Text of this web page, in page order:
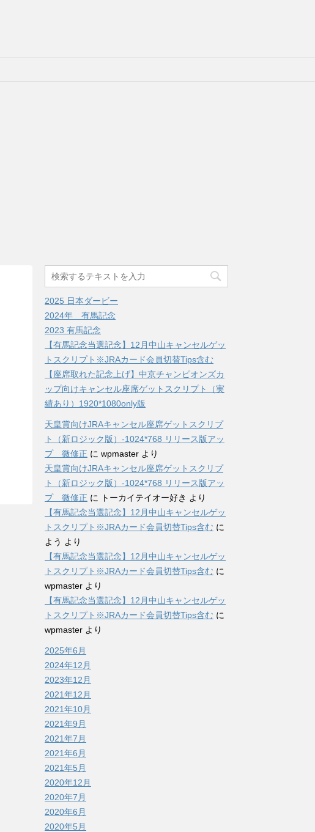
2025 日本ダービー
2024年 有馬記念
2023 有馬記念
【有馬記念当選記念】12月中山キャンセルゲッ
トスクリプト※JRAカード会員切替Tips含む
【座席取れた記念上げ】中京チャンピオンズカ
ップ向けキャンセル座席ゲットスクリプト（実
績あり）1920*1080only版
天皇賞向けJRAキャンセル座席ゲットスクリプ
ト（新ロジック版）-1024*768 リリース版アッ
プ 微修正 に wpmaster より
天皇賞向けJRAキャンセル座席ゲットスクリプ
ト（新ロジック版）-1024*768 リリース版アッ
プ 微修正 に トーカイテイオー好き より
【有馬記念当選記念】12月中山キャンセルゲッ
トスクリプト※JRAカード会員切替Tips含む に
よう より
【有馬記念当選記念】12月中山キャンセルゲッ
トスクリプト※JRAカード会員切替Tips含む に
wpmaster より
【有馬記念当選記念】12月中山キャンセルゲッ
トスクリプト※JRAカード会員切替Tips含む に
wpmaster より
2025年6月
2024年12月
2023年12月
2021年12月
2021年10月
2021年9月
2021年7月
2021年6月
2021年5月
2020年12月
2020年7月
2020年6月
2020年5月